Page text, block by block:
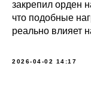
закрепил орден
что подобные
реально влияет
2026-04-02 14:17